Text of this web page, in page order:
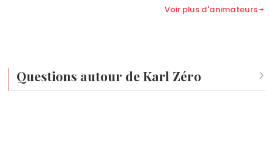
Voir plus d'animateurs
Questions autour de Karl Zéro